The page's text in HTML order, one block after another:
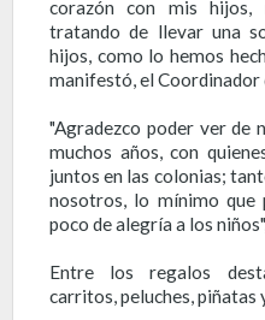
corazón con mis
tratando de llevar una
hijos, como lo hemos
manifestó, el Coordinador
"Agradezco poder ver de
muchos años, con
juntos en las colonias;
nosotros, lo mínimo que
poco de alegría a los
Entre los regalos
carritos, peluches, piñatas